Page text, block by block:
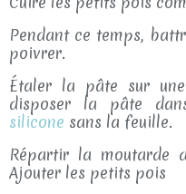
Pendant ce temps,
poivrer.
Étaler la pâte sur
disposer la pâte
silicone sans la feuille.
Répartir la moutarde
Ajouter les petits pois